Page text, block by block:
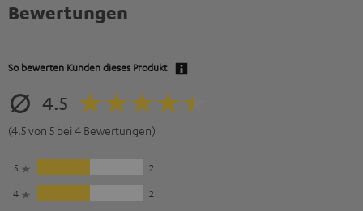
Bewertungen
So bewerten Kunden dieses Produkt
4.5
(4.5 von 5 bei 4 Bewertungen)
5
2
4
2